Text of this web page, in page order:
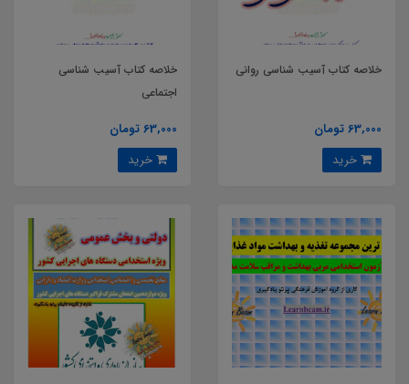
خلاصه کتاب آسیب شناسی روانی
63,000 تومان
خلاصه کتاب آسیب شناسی
اجتماعی
63,000 تومان